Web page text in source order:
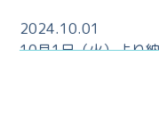
2024.10.01
10月1日（火）より